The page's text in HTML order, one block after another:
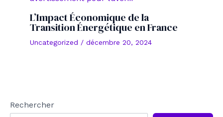
L’Impact Économique de la
Transition Énergétique en France
Uncategorized / décembre 20, 2024
Rechercher